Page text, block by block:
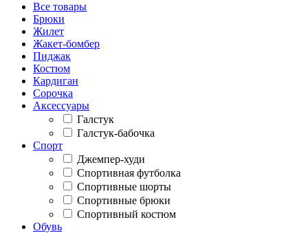
Все товары
Брюки
Жилет
Жакет-бомбер
Пиджак
Костюм
Кардиган
Сорочка
Аксессуары
Галстук
Галстук-бабочка
Спорт
Джемпер-худи
Спортивная футболка
Спортивные шорты
Спортивные брюки
Спортивный костюм
Обувь